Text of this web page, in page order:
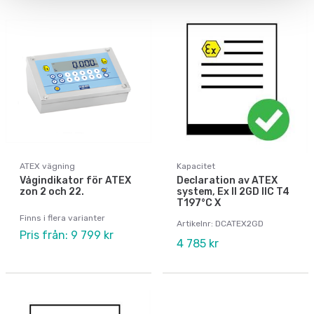
ATEX vägning
Vågindikator för ATEX
zon 2 och 22.
Finns i flera varianter
Pris från: 9 799 kr
Kapacitet
Declaration av ATEX
system, Ex II 2GD IIC T4
T197°C X
Artikelnr: DCATEX2GD
4 785 kr